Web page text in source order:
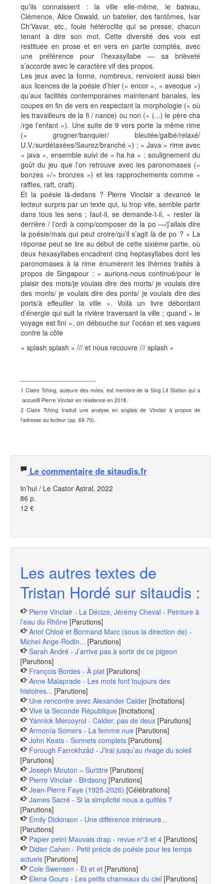
qu’ils connaissent : la ville elle-même, le bateau,
Clémence, Alice Oswald, un batelier, des fantômes, Ivar
Ch’Vavar, etc., foule hétéroclite qui se presse, chacun
tenant à dire son mot. Cette diversité des voix est
restituée en prose et en vers en partie comptés, avec
une préférence pour l’hexasyllabe — sa brièveté
s’accorde avec le caractère vif des propos.
Les jeux avec la forme, nombreux, renvoient aussi bien
aux licences de la poésie d’hier (« encor », « avecque »)
qu’aux facilités contemporaines maintenant banales, les
coupes en fin de vers en respectant la morphologie (« où
les travailleurs de la fi / nance) ou non (« (...) le père cha
/rge l’enfant »). Une suite de 9 vers porte la même rime
(« grogner/banquier/ bleutée/galbé/relaxé/
U.V./surdétaxées/Saurez/branché ») ; « Java » rime avec
« java », ensemble suivi de « ha ha » : soulignement du
goût du jeu que l’on retrouve avec les paronomases («
bonzes »/« bronzes ») et les rapprochements comme «
raffles, raft, craft).
Et la poésie là-dedans ? Pierre Vinclair a devancé le
lecteur surpris par un texte qui, lu trop vite, semble partir
dans tous les sens ; faut-il, se demande-t-il, « rester là
derrière / l’ordi à comp/composer de la po —/j’allais dire
la poésie/mais qui peut croire/qu’il s’agit là de po ? » La
réponse peut se lire au début de cette sixième partie, où
deux hexasyllabes encadrent cinq heptasyllabes dont les
paronomases à la rime énumèrent les thèmes traités à
propos de Singapour : « aurions-nous continué/pour le
plaisir des mots/je voulais dire des morts/ je voulais dire
des monts/ je voulais dire des ponts/ je voulais dire des
ports/à effeuiller la ville ». Voilà un livre débordant
d’énergie qui suit la rivière traversant la ville ; quand « le
voyage est fini », on débouche sur l’océan et ses vagues
contre la côte
« splash splash » /// et nous recouvre /// splash »
1 Claire Tching, auteure des notes, est membre de la Sing Lit Station qui a
accueilli Pierre Vinclair en résidence en 2018.
2 Claire Tching traduit une analyse en anglais de Vinclair à propos de
l’adresse au lecteur (pp. 69-70).
Le commentaire de sitaudis.fr
In’hui / Le Castor Astral, 2022
86 p.
12 €
Les autres textes de
Tristan Hordé sur sitaudis :
Pierre Vinclair - La Décize, Jérémy Cheval - Peinture à
l’eau du Rhône [Parutions]
Ariot Chloé et Bormand Marc (sous la direction de) -
Michel Ange-Rodin... [Parutions]
Sarah André - J’arrive pas à sortir de ce pigeon
[Parutions]
François Bordes - À plat [Parutions]
Anne Malaprade - Les mots font toujours des
histoires... [Parutions]
Une rencontre avec Alexander Calder [Incitations]
Vive la Seconde République [Incitations]
Yannick Mercoyrol - Calder, pas de deux [Parutions]
Armonía Somers - La femme nue [Parutions]
John Keats - Sonnets complets [Parutions]
Forough Farrokhzâd - J’irai jusqu’au rivage du soleil
[Parutions]
Joseph Mouton – Surtitre [Parutions]
Pierre Vinclair - Birdsong [Parutions]
Jean-Pierre Faye (1925-2026) [Célébrations]
James Sacré - Si la simplicité nous a quittés ?
[Parutions]
Emily Dickinson - Une différence intérieure...
[Parutions]
Papier peint Mauvais drap - revue n°3 et 4 [Parutions]
Didier Cahen - Petit précis de poésie pour les temps
actuels [Parutions]
Cole Swensen - Et et et [Parutions]
Elena Gouro - Les petits chameaux du ciel [Parutions]